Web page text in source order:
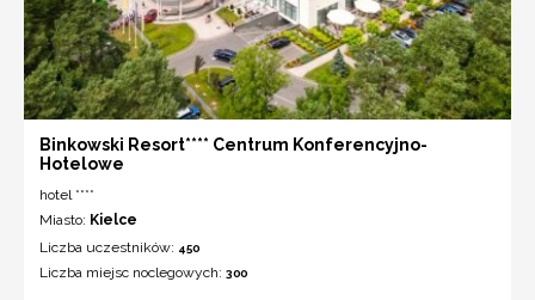
Binkowski Resort**** Centrum Konferencyjno-
Hotelowe
hotel ****
Miasto: Kielce
Liczba uczestników: 450
Liczba miejsc noclegowych: 300